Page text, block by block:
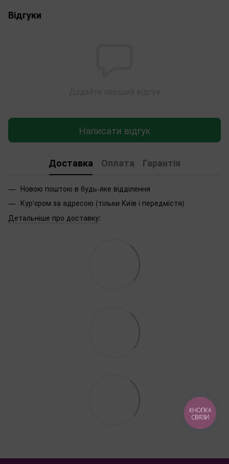
Відгуки
Написати відгук
Доставка Оплата Гарантія
Новою поштою в будь-яке відділення
Кур'єром за адресою (тільки Київ і передмістя)
Детальніше про доставку:
КНОПКА
СВЯЗИ